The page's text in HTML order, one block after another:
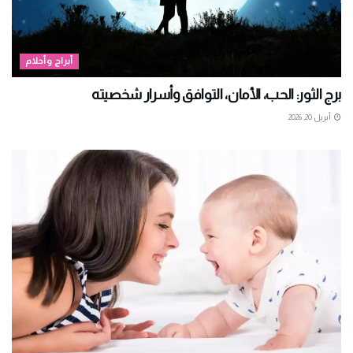
أبراج وأحلام
برج الثور: الحب، الأمان، التوافق وأسرار شخصيته
أبريل 20, 2026